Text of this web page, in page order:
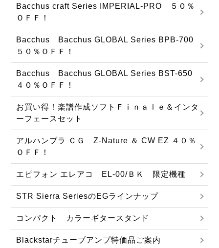
Bacchus craft Series IMPERIAL-PRO ５０％
ＯＦＦ！
Bacchus Bacchus GLOBAL Series BPB-700
５０％ＯＦＦ！
Bacchus Bacchus GLOBAL Series BST-650
４０％ＯＦＦ！
お買い得！楽譜作成ソフトＦｉｎａｌｅ＆インタ
ーフェースセット
アルハンブラ ＣＧ Z-Nature ＆ CW EZ ４０％
ＯＦＦ！
エピフォン エレアコ EL-00/ＢＫ 限定機種
STR Sierra SeriesのEGラインナップ
コンパクト カラーギタースタンド
Blackstarチューブアンプ特価品ご案内